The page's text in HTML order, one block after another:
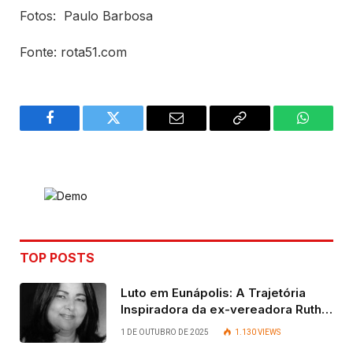
Fotos: Paulo Barbosa
Fonte: rota51.com
Facebook Twitter Email
Copy
TOP POSTS
Luto em Eunápolis: A Trajetória
Inspiradora da ex-vereadora Ruth
Contadora
1 DE OUTUBRO DE 2025 1.130VIEWS